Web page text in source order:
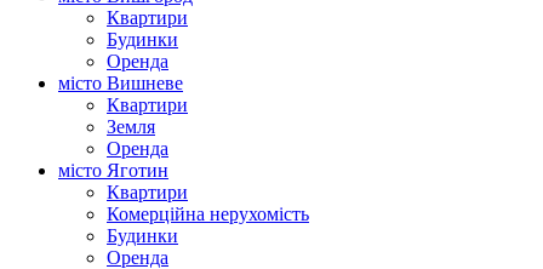
Квартири
Будинки
Оренда
місто Вишневе
Квартири
Земля
Оренда
місто Яготин
Квартири
Комерційна нерухомість
Будинки
Оренда